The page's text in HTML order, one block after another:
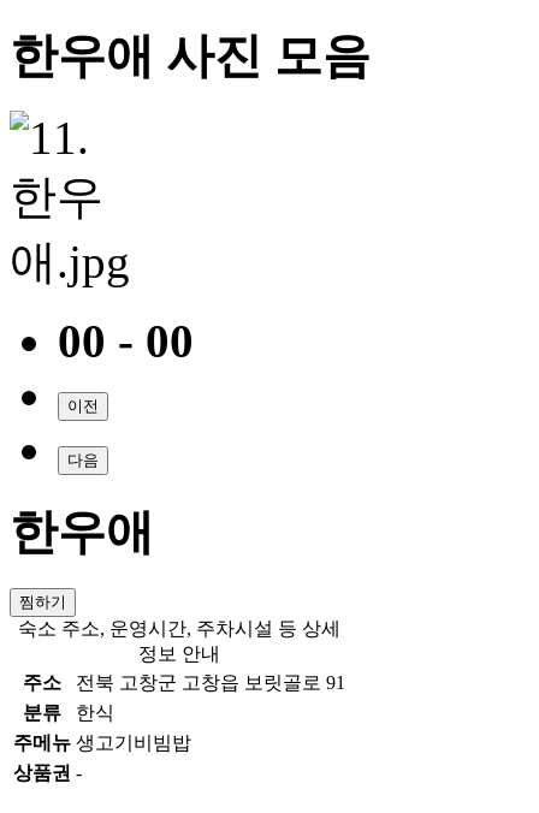
한우애 사진 모음
00 - 00
이전
다음
한우애
찜하기
숙소 주소, 운영시간, 주차시설 등 상세
정보 안내
주소
전북 고창군 고창읍 보릿골로 91
분류
한식
주메뉴 생고기비빔밥
상품권 -